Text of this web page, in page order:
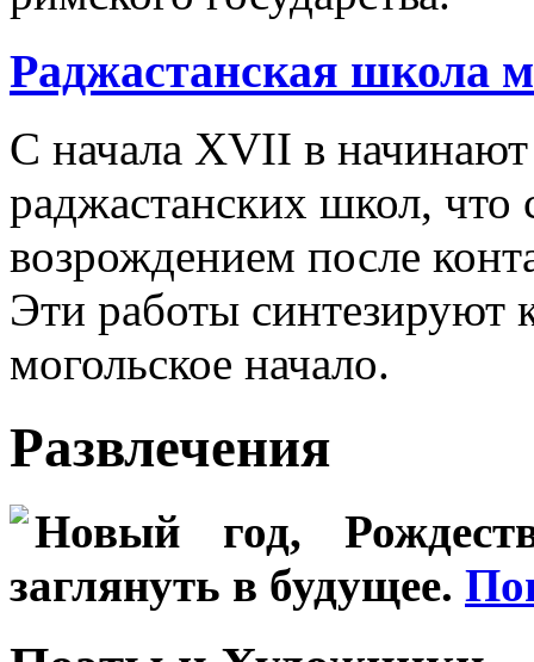
Раджастанская школа
С начала XVII в
раджастанских школ,
возрождением после
Эти работы синтезируют
могольское начало.
Развлечения
Новый год,
заглянуть в будущее.